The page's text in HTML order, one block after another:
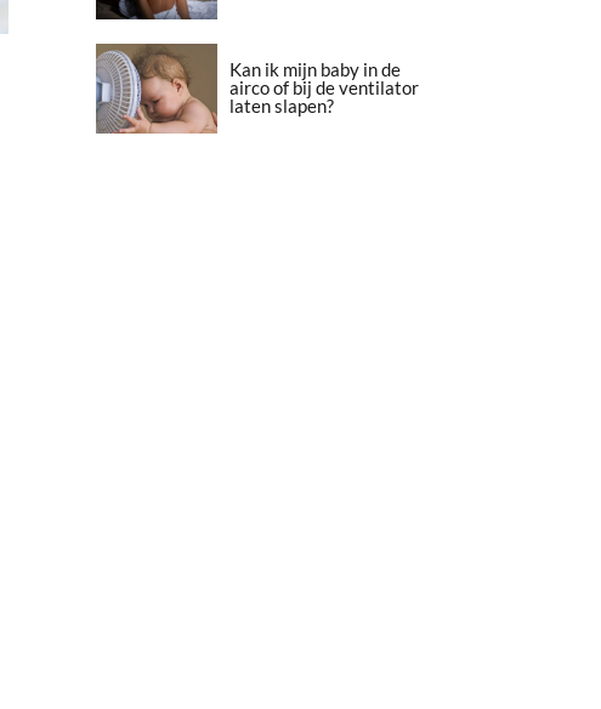
Kan ik mijn baby in de
airco of bij de ventilator
laten slapen?